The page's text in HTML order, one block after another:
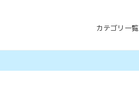
カテゴリ一覧